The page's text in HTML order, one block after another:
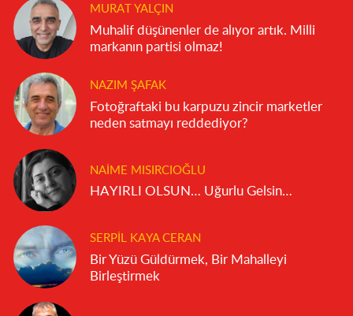
MURAT YALÇIN
Muhalif düşünenler de alıyor artık. Milli
markanın partisi olmaz!
NAZIM ŞAFAK
Fotoğraftaki bu karpuzu zincir marketler
neden satmayı reddediyor?
NAIME MISIRCIOĞLU
HAYIRLI OLSUN… Uğurlu Gelsin…
SERPIL KAYA CERAN
Bir Yüzü Güldürmek, Bir Mahalleyi
Birleştirmek